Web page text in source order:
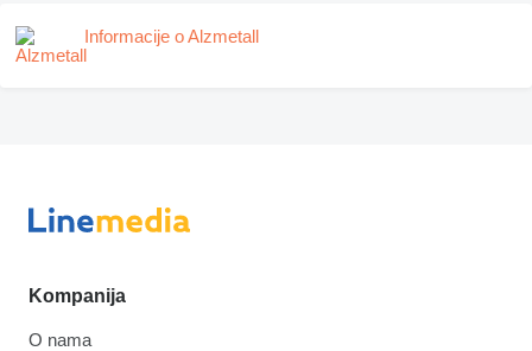
Informacije o Alzmetall
Kompanija
O nama